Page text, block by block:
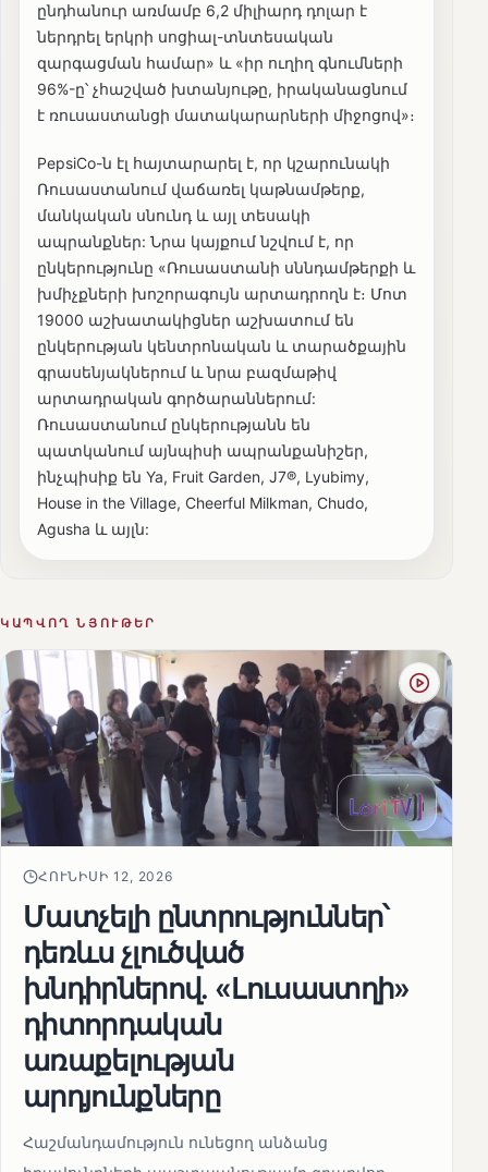
ընդհանուր առմամբ 6,2 միլիարդ դոլար է
ներդրել երկրի սոցիալ-տնտեսական
զարգացման համար» և «իր ուղիղ գնումների
96%-ը՝ չհաշված խտանյութը, իրականացնում
է ռուսաստանցի մատակարարների միջոցով»։
PepsiCo-ն էլ հայտարարել է, որ կշարունակի
Ռուսաստանում վաճառել կաթնամթերք,
մանկական սնունդ և այլ տեսակի
ապրանքներ: Նրա կայքում նշվում է, որ
ընկերությունը «Ռուսաստանի սննդամթերքի և
խմիչքների խոշորագույն արտադրողն է։ Մոտ
19000 աշխատակիցներ աշխատում են
ընկերության կենտրոնական և տարածքային
գրասենյակներում և նրա բազմաթիվ
արտադրական գործարաններում:
Ռուսաստանում ընկերությանն են
պատկանում այնպիսի ապրանքանիշեր,
ինչպիսիք են Ya, Fruit Garden, J7®, Lyubimy,
House in the Village, Cheerful Milkman, Chudo,
Agusha և այլն:
ԿԱՊՎՈՂ ՆՅՈՒԹԵՐ
ՀՈՒՆԻՍԻ 12, 2026
Մատչելի ընտրություններ՝
դեռևս չլուծված
խնդիրներով. «Լուսաստղի»
դիտորդական
առաքելության
արդյունքները
Հաշմանդամություն ունեցող անձանց